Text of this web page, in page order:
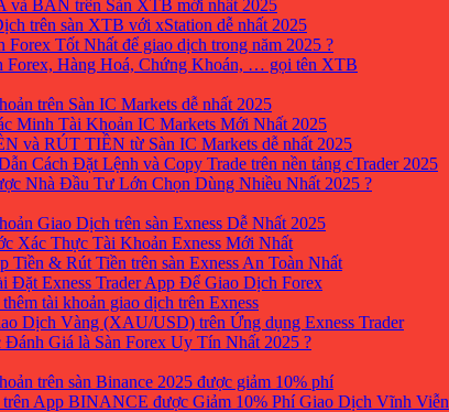
và BÁN trên Sàn XTB mới nhất 2025
trên sàn XTB với xStation dễ nhất 2025
Tốt Nhất để giao dịch trong năm 2025 ?
Forex, Hàng Hoá, Chứng Khoán, … gọi tên XTB
trên Sàn IC Markets dễ nhất 2025
Minh Tài Khoản IC Markets Mới Nhất 2025
và RÚT TIỀN từ Sàn IC Markets dễ nhất 2025
Cách Đặt Lệnh và Copy Trade trên nền tảng cTrader 2025
Nhà Đầu Tư Lớn Chọn Dùng Nhiều Nhất 2025 ?
Giao Dịch trên sàn Exness Dễ Nhất 2025
Xác Thực Tài Khoản Exness Mới Nhất
Tiền & Rút Tiền trên sàn Exness An Toàn Nhất
Đặt Exness Trader App Để Giao Dịch Forex
tài khoản giao dịch trên Exness
Dịch Vàng (XAU/USD) trên Ứng dụng Exness Trader
Giá là Sàn Forex Uy Tín Nhất 2025 ?
trên sàn Binance 2025 được giảm 10% phí
App BINANCE được Giảm 10% Phí Giao Dịch Vĩnh Viễn